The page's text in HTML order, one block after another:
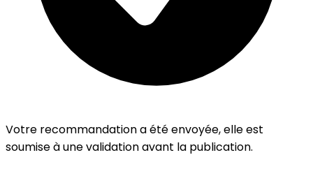
Votre recommandation a été envoyée, elle est
soumise à une validation avant la publication.